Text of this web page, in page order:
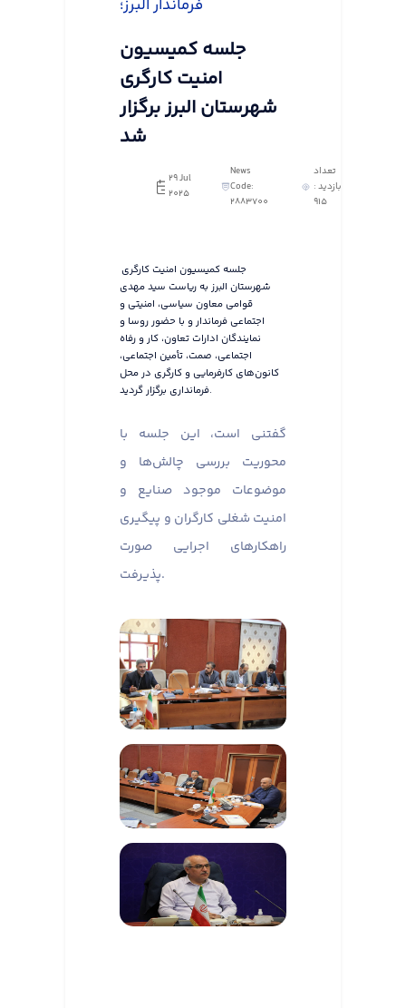
فرماندار البرز؛
جلسه کمیسیون
امنیت کارگری
شهرستان البرز برگزار
شد
29 Jul
2025
News
Code:
2883700
تعداد
بازدید :
915
شهرستان البرز به ریاست سید مهدی
قوامی معاون سیاسی، امنیتی و
اجتماعی فرماندار و با حضور روسا و
نمایندگان ادارات تعاون، کار و رفاه
اجتماعی، صمت، تأمین اجتماعی،
کانون‌های کارفرمایی و کارگری در محل
فرمانداری برگزار گردید.
گفتنی است، این جلسه با
محوریت بررسی چالش‌ها و
موضوعات موجود صنایع و
امنیت شغلی کارگران و پیگیری
راهکارهای اجرایی صورت
پذیرفت.